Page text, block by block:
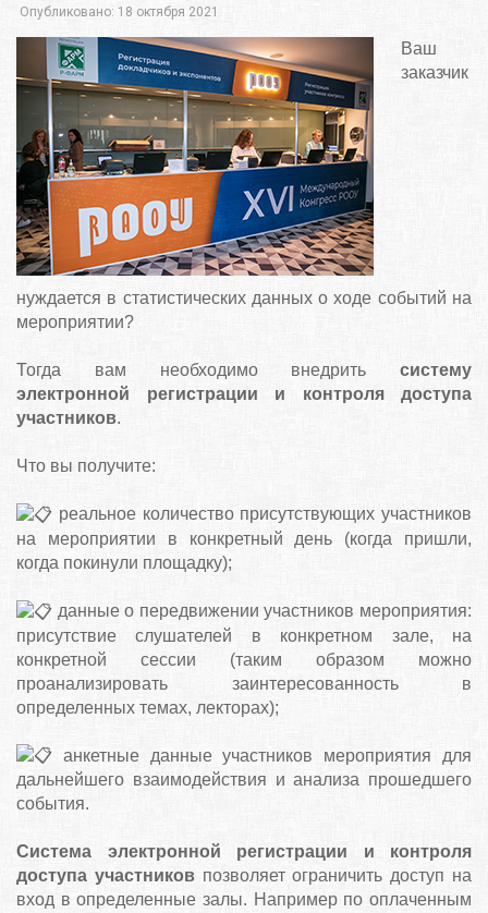
Опубликовано: 18 октября 2021
Ваш
заказчик
нуждается в статистических данных о ходе событий на
мероприятии?
Тогда вам необходимо внедрить систему
электронной регистрации и контроля доступа
участников.
Что вы получите:
реальное количество присутствующих участников
на мероприятии в конкретный день (когда пришли,
когда покинули площадку);
данные о передвижении участников мероприятия:
присутствие слушателей в конкретном зале, на
конкретной сессии (таким образом можно
проанализировать заинтересованность в
определенных темах, лекторах);
анкетные данные участников мероприятия для
дальнейшего взаимодействия и анализа прошедшего
события.
Система электронной регистрации и контроля
доступа участниковпозволяет ограничить доступ на
вход в определенные залы. Например по оплаченным